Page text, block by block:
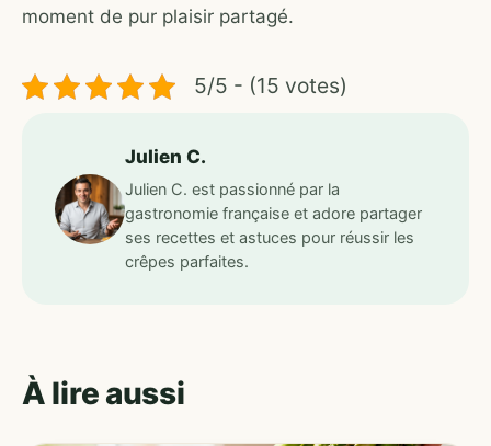
moment de pur plaisir partagé.
5/5 - (15 votes)
Julien C.
Julien C. est passionné par la
gastronomie française et adore partager
ses recettes et astuces pour réussir les
crêpes parfaites.
À lire aussi